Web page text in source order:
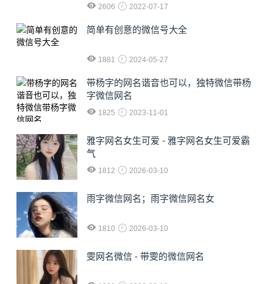
2606 2022-07-17
简单有创意的微信号大全
1881 2024-05-27
​带杨字的网名谐音也可以，独特微信带杨
字微信网名
1825 2023-11-01
雅字网名女生可爱 - 雅字网名女生可爱霸
气
1812 2026-03-10
雨字微信网名；雨字微信网名女
1810 2026-03-10
雯网名微信 - 带雯的微信网名